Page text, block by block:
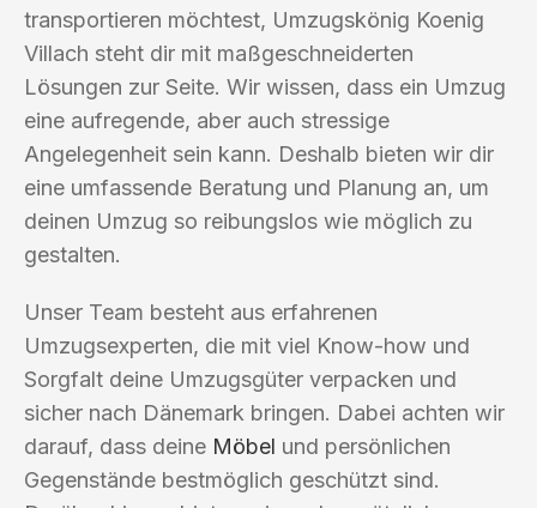
transportieren möchtest, Umzugskönig Koenig
Villach steht dir mit maßgeschneiderten
Lösungen zur Seite. Wir wissen, dass ein Umzug
eine aufregende, aber auch stressige
Angelegenheit sein kann. Deshalb bieten wir dir
eine umfassende Beratung und Planung an, um
deinen Umzug so reibungslos wie möglich zu
gestalten.
Unser Team besteht aus erfahrenen
Umzugsexperten, die mit viel Know-how und
Sorgfalt deine Umzugsgüter verpacken und
sicher nach Dänemark bringen. Dabei achten wir
darauf, dass deine Möbel und persönlichen
Gegenstände bestmöglich geschützt sind.